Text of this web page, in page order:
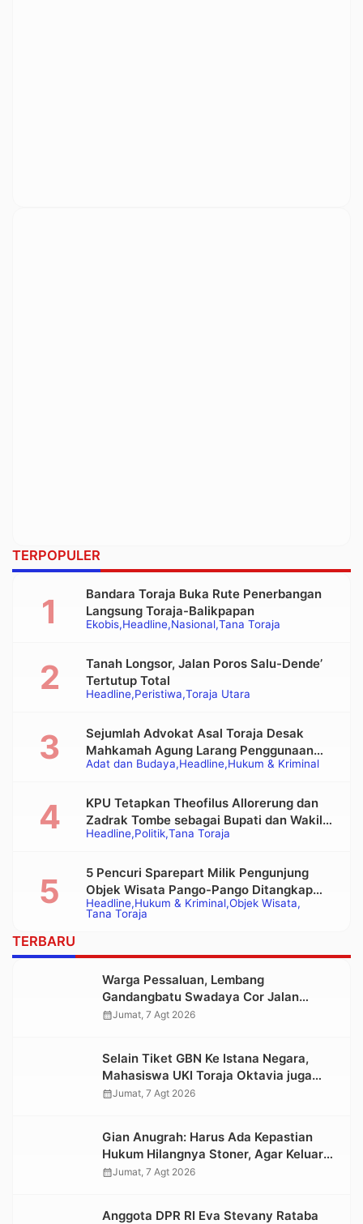
TERPOPULER
Ekobis Headline Nasional Tana Toraja
Bandara Toraja Buka Rute Penerbangan
Langsung Toraja-Balikpapan
Headline Peristiwa Toraja Utara
Tanah Longsor, Jalan Poros Salu-Dende’
Tertutup Total
Adat dan Budaya Headline Hukum & Kriminal
Sejumlah Advokat Asal Toraja Desak
Mahkamah Agung Larang Penggunaan
Alat Berat pada Eksekusi Rumah Adat
Headline Politik Tana Toraja
KPU Tetapkan Theofilus Allorerung dan
Zadrak Tombe sebagai Bupati dan Wakil
Bupati Tana Toraja Terpilih
Headline Hukum & Kriminal Objek Wisata
Tana Toraja
5 Pencuri Sparepart Milik Pengunjung
Objek Wisata Pango-Pango Ditangkap
Polisi
TERBARU
Warga Pessaluan, Lembang
Gandangbatu Swadaya Cor Jalan
Kabupaten
calendar_monthJumat, 7 Agt 2026
Selain Tiket GBN Ke Istana Negara,
Mahasiswa UKI Toraja Oktavia juga
Lolos ke Pekan Seni Mahasiswa
calendar_monthJumat, 7 Agt 2026
Gian Anugrah: Harus Ada Kepastian
Hukum Hilangnya Stoner, Agar Keluarga
tidak Larut dalam Trauma dan
calendar_monthJumat, 7 Agt 2026
Anggota DPR RI Eva Stevany Rataba